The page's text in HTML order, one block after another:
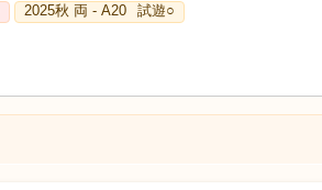
2025秋 両 - A20 試遊○